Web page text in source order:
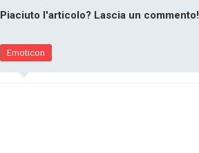
Piaciuto l'articolo? Lascia un commento!
Emoticon